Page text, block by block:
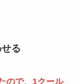
る
ので、1クール